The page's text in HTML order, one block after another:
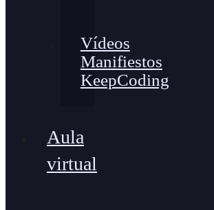
Vídeos
Manifiestos
KeepCoding
Aula
virtual